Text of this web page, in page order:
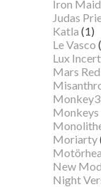
Iron
Judas
Katla (1)
Le Vasco
Lux
Mars
Monkey3
Monkeys
Moriarty
New
Night